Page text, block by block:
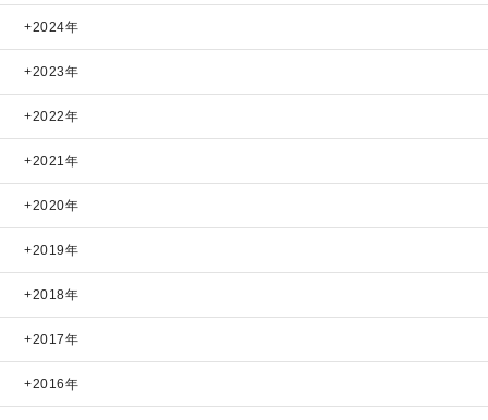
2024年
2023年
2022年
2021年
2020年
2019年
2018年
2017年
2016年